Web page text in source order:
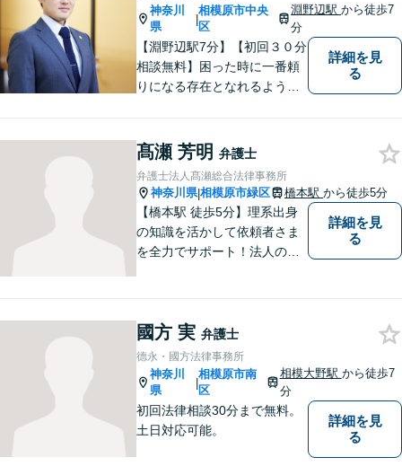
神奈川
県
|
相模原市中央
区
淵野辺駅から徒歩7
分
【淵野辺駅7分】【初回３０分
相談無料】困った時に一番頼
りになる存在となれるよう、
お電話の際に『ココナラ経由
で八幡弁護士に相談希望』と
お伝え下さい。
詳細を見
る
髙瀬 芳明 弁護士
弁護士法人髙瀬総合法律事務所
神奈川県|相模原市緑区 橋本駅 から徒歩5分
【橋本駅 徒歩5分】理系出身
の知識を活かして依頼者さま
を全力でサポート！法人のお
したいことを整理しながら導
き出します。
詳細を見
る
國方 実 弁護士
德永・國方法律事務所
神奈川
県
|
相模原市南
区
相模大野駅 から徒歩7
分
初回法律相談30分まで無料。
土日対応可能。
詳細を見
る